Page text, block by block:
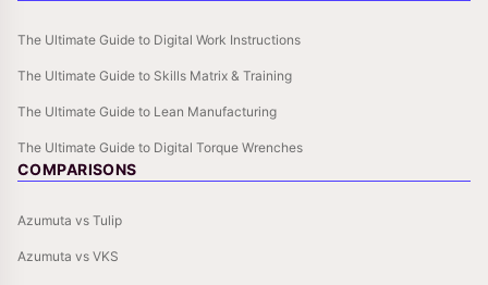
The Ultimate Guide to Digital Work Instructions
The Ultimate Guide to Skills Matrix & Training
The Ultimate Guide to Lean Manufacturing
The Ultimate Guide to Digital Torque Wrenches
COMPARISONS
Azumuta vs Tulip
Azumuta vs VKS